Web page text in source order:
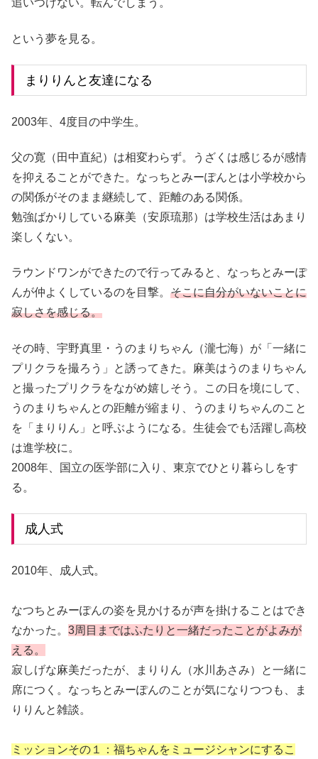
追いつけない。転んでしまう。
という夢を見る。
まりりんと友達になる
2003年、4度目の中学生。
父の寛（田中直紀）は相変わらず。うざくは感じるが感情
を抑えることができた。なっちとみーぽんとは小学校から
の関係がそのまま継続して、距離のある関係。
勉強ばかりしている麻美（安原琉那）は学校生活はあまり
楽しくない。
ラウンドワンができたので行ってみると、なっちとみーぽ
んが仲よくしているのを目撃。 そこに自分がいないことに
寂しさを感じる。
その時、宇野真里・うのまりちゃん（瀧七海）が「一緒に
プリクラを撮ろう」と誘ってきた。麻美はうのまりちゃん
と撮ったプリクラをながめ嬉しそう。この日を境にして、
うのまりちゃんとの距離が縮まり、うのまりちゃんのこと
を「まりりん」と呼ぶようになる。生徒会でも活躍し高校
は進学校に。
2008年、国立の医学部に入り、東京でひとり暮らしをす
る。
成人式
2010年、成人式。
なつちとみーぽんの姿を見かけるが声を掛けることはでき
なかった。 3周目まではふたりと一緒だったことがよみが
える。
寂しげな麻美だったが、まりりん（水川あさみ）と一緒に
席につく。なっちとみーぽんのことが気になりつつも、ま
りりんと雑談。
ミッションその１：福ちゃんをミュージシャンにするこ